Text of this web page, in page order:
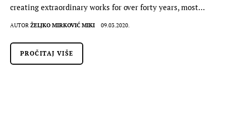
creating extraordinary works for over forty years, most…
AUTOR ŽELJKO MIRKOVIĆ MIKI 09.03.2020.
PROČITAJ VIŠE